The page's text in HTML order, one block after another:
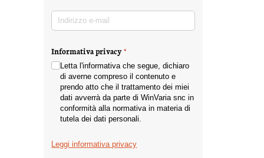
Indirizzo e-mail(richiesto)
Informativa privacy*
(richiesto)
Letta l'informativa che segue, dichiaro
di averne compreso il contenuto e
prendo atto che il trattamento dei miei
dati avverrà da parte di WinVaria snc in
conformità alla normativa in materia di
tutela dei dati personali.
Leggi informativa privacy